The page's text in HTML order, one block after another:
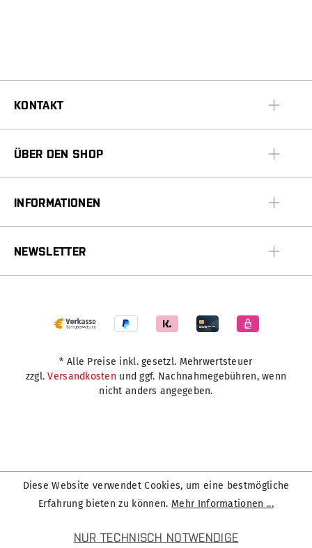
KONTAKT
ÜBER DEN SHOP
INFORMATIONEN
NEWSLETTER
* Alle Preise inkl. gesetzl. Mehrwertsteuer
zzgl.Versandkosten und ggf. Nachnahmegebühren, wenn
nicht anders angegeben.
Diese Website verwendet Cookies, um eine bestmögliche
Erfahrung bieten zu können. Mehr Informationen ...
NUR TECHNISCH NOTWENDIGE